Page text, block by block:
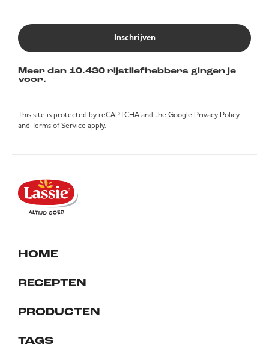
Inschrijven
Meer dan 10.430 rijstliefhebbers gingen je
voor.
This site is protected by reCAPTCHA and the Google Privacy Policy
and Terms of Service apply.
HOME
RECEPTEN
PRODUCTEN
TAGS